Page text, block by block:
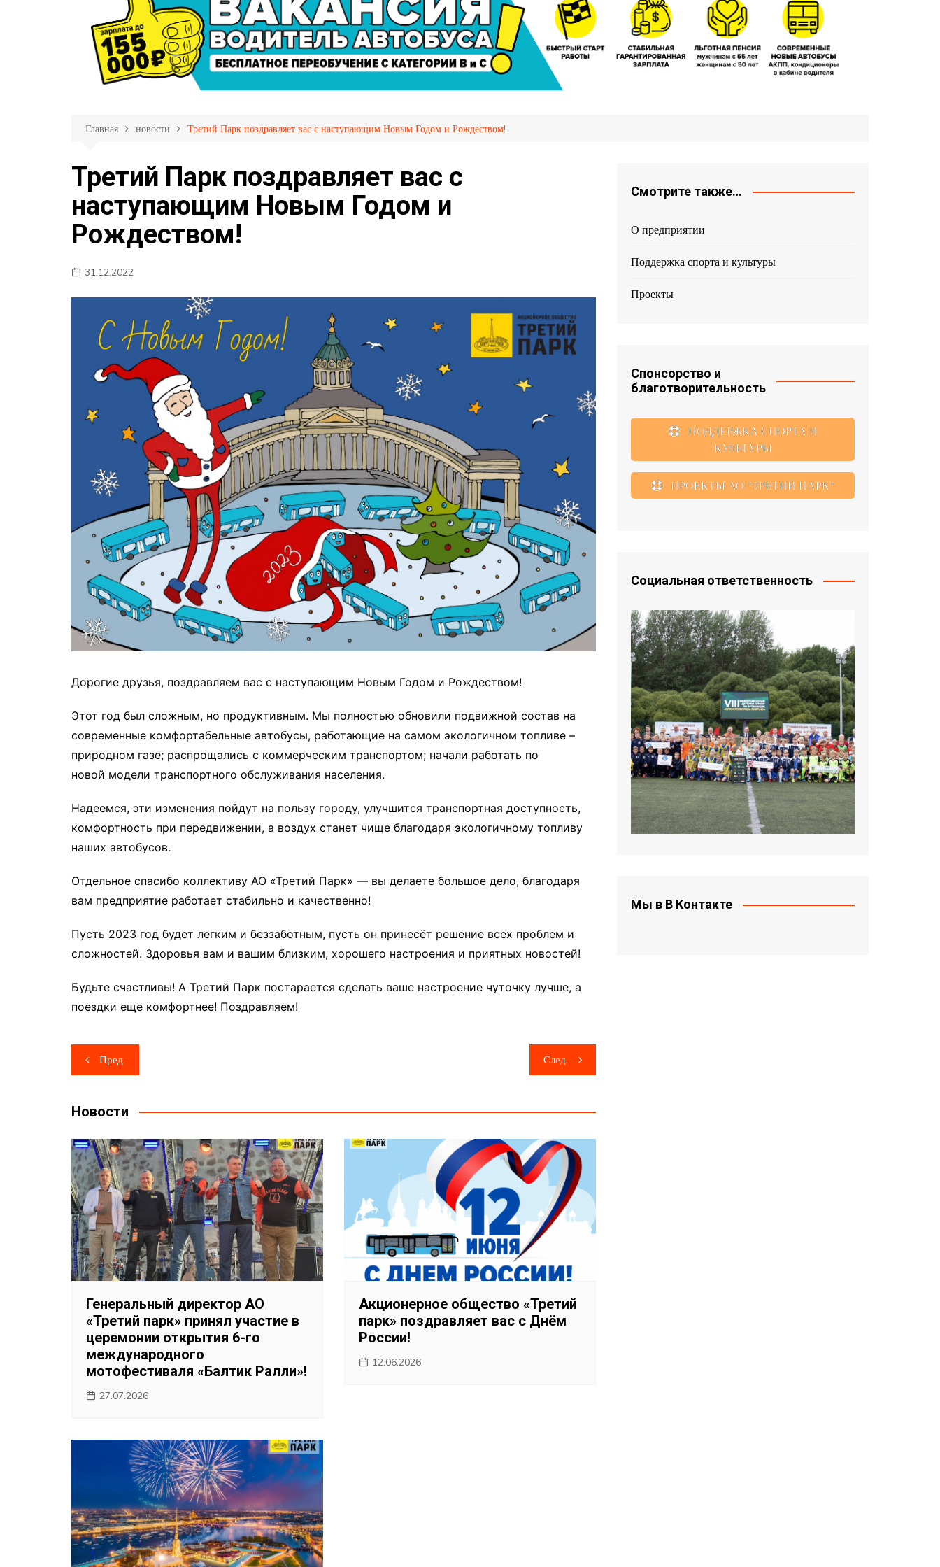
Партнеры
Фотогалерея
Личный кабинет пассажира
Страхование пассажиров
Прием обращений
19
Автослесарь
Вакансии
Охрана труда
Главная новости Третий Парк поздравляет вас с наступающим Новым Годом и Рождеством!
Третий Парк поздравляет вас с
наступающим Новым Годом и
Рождеством!
31.12.2022
Дорогие друзья, поздравляем вас с наступающим Новым Годом и Рождеством!
Этот год был сложным, но продуктивным. Мы полностью обновили подвижной состав на
современные комфортабельные автобусы, работающие на самом экологичном топливе –
природном газе; распрощались с коммерческим транспортом; начали работать по
новой модели транспортного обслуживания населения.
Надеемся, эти изменения пойдут на пользу городу, улучшится транспортная доступность,
комфортность при передвижении, а воздух станет чище благодаря экологичному топливу
наших автобусов.
Отдельное спасибо коллективу АО «Третий Парк» — вы делаете большое дело, благодаря
вам предприятие работает стабильно и качественно!
Пусть 2023 год будет легким и беззаботным, пусть он принесёт решение всех проблем и
сложностей. Здоровья вам и вашим близким, хорошего настроения и приятных новостей!
Будьте счастливы! А Третий Парк постарается сделать ваше настроение чуточку лучше, а
поездки еще комфортнее! Поздравляем!
Навигация
по
записям
Пред. След.
Новости
Генеральный директор АО
«Третий парк» принял участие в
церемонии открытия 6-го
международного
мотофестиваля «Балтик Ралли»!
27.07.2026
Акционерное общество «Третий
парк» поздравляет вас с Днём
России!
12.06.2026
Смотрите также…
О предприятии
Поддержка спорта и культуры
Проекты
Спонсорство и
благотворительность
ПОДДЕРЖКА СПОРТА И
КУЛЬТУРЫ
ПРОЕКТЫ АО "ТРЕТИЙ ПАРК"
Социальная ответственность
Мы в В Контакте